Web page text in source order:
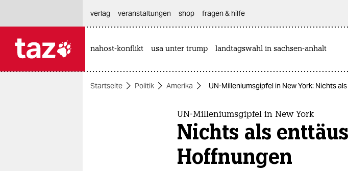
themen
verlag
veranstaltungen shop fragen & hilfe
nahost-konflikt usa unter trump landtagswahl in sachsen-anhalt
Startseite Politik Amerika UN-Milleniumsgipfel in New York: Nichts
UN-Milleniumsgipfel in New York
Nichts als
Hoffnungen